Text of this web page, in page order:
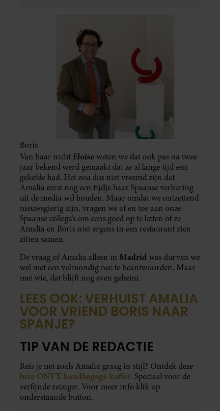
Boris
Van haar nicht Eloise weten we dat ook pas na twee
jaar bekend werd gemaakt dat ze al lange tijd een
geliefde had. Het zou dus niet vreemd zijn dat
Amalia eerst nog een tijdje haar Spaanse verkering
uit de media wil houden. Maar omdat we ontzettend
nieuwsgierig zijn, vragen we af en toe aan onze
Spaanse collega’s om eens goed op te letten of ze
Amalia en Boris niet ergens in een restaurant zien
zitten samen.
De vraag of Amalia alleen in Madrid was durven we
wel met een volmondig nee te beantwoorden. Maar
met wie, dat blijft nog even geheim.
LEES OOK: VERHUIST AMALIA
VOOR VRIEND BORIS NAAR
SPANJE?
TIP VAN DE REDACTIE
Reis je net zoals Amalia graag in stijl? Ontdek deze
luxe ONYX handbagage koffer. Speciaal voor de
verfijnde reiziger. Voor meer info klik op
onderstaande button.